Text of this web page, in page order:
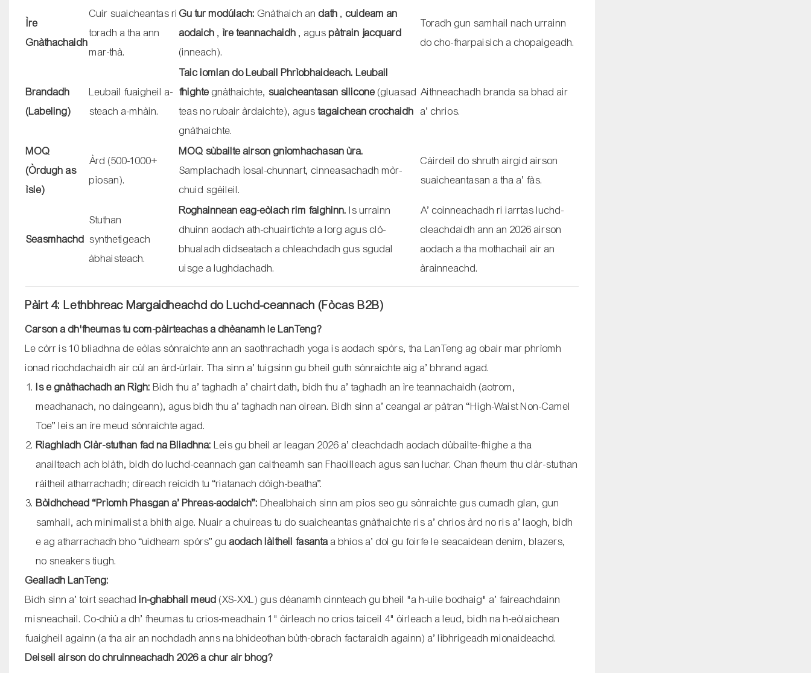
Ìre
Gnàthachaidh
Cuir suaicheantas ri
toradh a tha ann
mar-thà.
Gu tur modúlach: Gnàthaich an dath , cuideam an
aodaich , ìre teannachaidh , aguspàtrain jacquard
(inneach).
Toradh gun samhail nach urrainn
do cho-fharpaisich a chopaigeadh.
Brandadh
(Labeling)
Leubail fuaigheil a-
steach a-mhàin.
Taic iomlan do Leubail Phrìobhaideach. Leubail
fhighte gnàthaichte, suaicheantasan silicone (gluasad
teas no rubair àrdaichte), agustagaichean crochaidh
gnàthaichte.
Aithneachadh branda sa bhad air
a’ chrios.
MOQ
(Òrdugh as
ìsle)
Àrd (500-1000+
pìosan).
MOQ sùbailte airson gnìomhachasan ùra.
Samplachadh ìosal-chunnart, cinneasachadh mòr-
chuid sgèileil.
Càirdeil do shruth airgid airson
suaicheantasan a tha a’ fàs.
Seasmhachd
Stuthan
synthetigeach
àbhaisteach.
Roghainnean eag-eòlach rim faighinn. Is urrainn
dhuinn aodach ath-chuairtichte a lorg agus clò-
bhualadh didseatach a chleachdadh gus sgudal
uisge a lughdachadh.
A’ coinneachadh ri iarrtas luchd-
cleachdaidh ann an 2026 airson
aodach a tha mothachail air an
àrainneachd.
Pàirt 4: Lethbhreac Margaidheachd do Luchd-ceannach (Fòcas B2B)
Carson a dh'fheumas tu com-pàirteachas a dhèanamh le LanTeng?
Le còrr is 10 bliadhna de eòlas sònraichte ann an saothrachadh yoga is aodach spòrs, tha LanTeng ag obair mar phrìomh
ionad riochdachaidh air cùl an àrd-ùrlair. Tha sinn a’ tuigsinn gu bheil guth sònraichte aig a’ bhrand agad.
Is e gnàthachadh an Rìgh: Bidh thu a’ taghadh a’ chairt dath, bidh thu a’ taghadh an ìre teannachaidh (aotrom,
meadhanach, no daingeann), agus bidh thu a’ taghadh nan oirean. Bidh sinn a’ ceangal ar pàtran “High-Waist Non-Camel
Toe” leis an ìre meud sònraichte agad.
Riaghladh Clàr-stuthan fad na Bliadhna: Leis gu bheil ar leagan 2026 a’ cleachdadh aodach dùbailte-fhighe a tha
anailteach ach blàth, bidh do luchd-ceannach gan caitheamh san Fhaoilleach agus san Iuchar. Chan fheum thu clàr-stuthan
ràitheil atharrachadh; dìreach reicidh tu “riatanach dòigh-beatha”.
Bòidhchead “Prìomh Phasgan a’ Phreas-aodaich”: Dhealbhaich sinn am pìos seo gu sònraichte gus cumadh glan, gun
samhail, ach minimalist a bhith aige. Nuair a chuireas tu do suaicheantas gnàthaichte ris a’ chrios àrd no ris a’ laogh, bidh
e ag atharrachadh bho “uidheam spòrs” gu aodach làitheil fasantaa bhios a’ dol gu foirfe le seacaidean denim, blazers,
no sneakers tiugh.
Gealladh LanTeng:
Bidh sinn a’ toirt seachadin-ghabhail meud (XS-XXL) gus dèanamh cinnteach gu bheil "a h-uile bodhaig" a’ faireachdainn
misneachail. Co-dhiù a dh’ fheumas tu crios-meadhain 1" òirleach no crios taiceil 4" òirleach a leud, bidh na h-eòlaichean
fuaigheil againn (a tha air an nochdadh anns na bhideothan bùth-obrach factaraidh againn) a’ lìbhrigeadh mionaideachd.
Deiseil airson do chruinneachadh 2026 a chur air bhog?